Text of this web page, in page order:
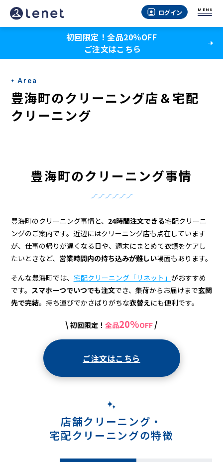
豊
海
の
ク
リ
ー
宅
配
ク
リ
ー
ログイン MENU
初回限定！全品20％OFF
ご注文はこちら
Area
豊海町のクリーニング店＆宅配
クリーニング
豊海町のクリーニング事情
豊海町のクリーニング事情と、 24時間注文できる宅配クリーニ
ングのご案内です。近辺にはクリーニング店も点在しています
が、仕事の帰りが遅くなる日や、週末にまとめて衣類をケアし
たいときなど、 営業時間内の持ち込みが難しい場面もあります。
そんな豊海町では、 宅配クリーニング「リネット」 がおすすめ
です。 スマホ一つでいつでも注文でき、集荷からお届けまで玄関
先で完結。持ち運びでかさばりがちな衣替えにも便利です。
\ 初回限定！ 全品20%OFF /
ご注文はこちら
店舗クリーニング・
宅配クリーニングの特徴